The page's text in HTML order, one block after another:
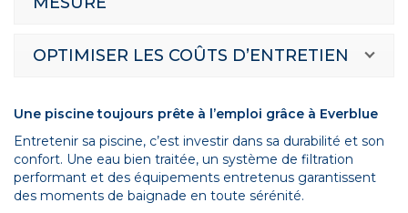
OPTIMISER LES COÛTS D’ENTRETIEN
Une piscine toujours prête à l’emploi grâce à Everblue
Entretenir sa piscine, c’est investir dans sa durabilité et son
confort. Une eau bien traitée, un système de filtration
performant et des équipements entretenus garantissent
des moments de baignade en toute sérénité.